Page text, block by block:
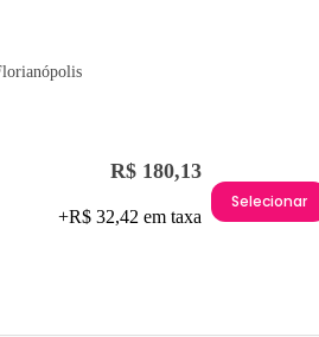
R$ 180,13
+R$ 32,42 em taxa
Selecionar